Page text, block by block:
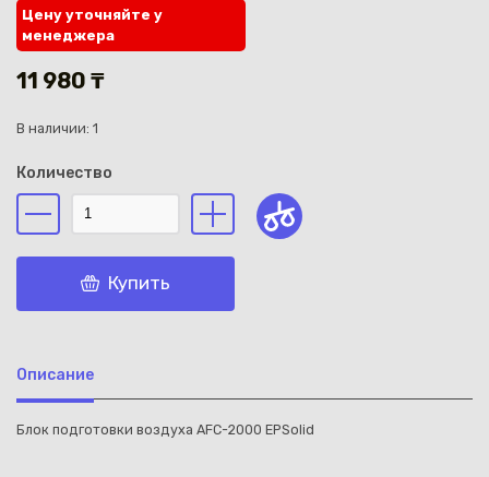
Цену уточняйте у
менеджера
11 980 ₸
В наличии: 1
Количество
Купить
Описание
Блок подготовки воздуха AFC-2000 EPSolid